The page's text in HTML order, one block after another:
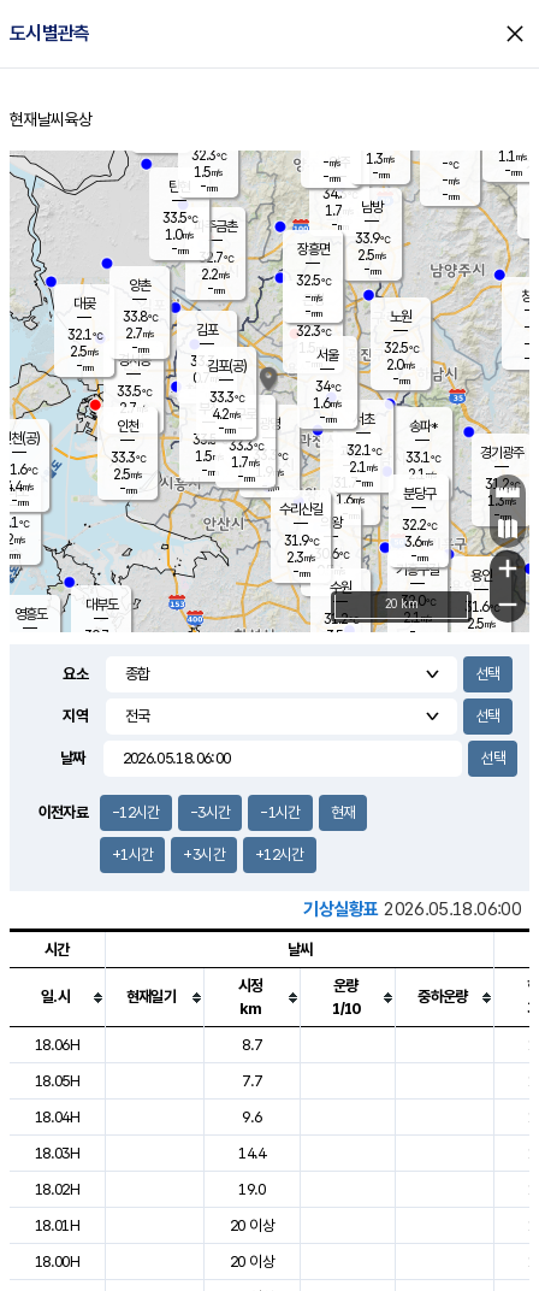
도시별관측 close
홈
현재날씨 육상
의도
℃
m/s
mm
영흥도
양주
34.3℃
1.7
-mm
과천
31.7℃
1.6m/s
- mm
용인
31.6℃
2.5m/s
경기광주
31.2℃
1.3m/s
-mm
2.7m/s
대부도
30.7
경서동
33.5℃
2.7 m/s
-mm
파주금촌
32.7℃
2.2m/s
-mm
-℃
-m/s
-mm
대곶
32.1℃
2.5m/s
-mm
창
-
-m/
-
탄현
33.5℃
1.0m/s
-mm
1.1 m/s
-mm
의왕
30.6℃
0.5m/s
mm
김포
33.3℃
0.7 m/s
mm
광명
33.3 ℃
1.9 m/s
-mm
부천
33.5℃
1.5m/s
-mm
양촌
33.8℃
2.7m/s
-mm
구로
33.3℃
1.7m/s
-mm
은평
32.3℃
1.5 m/s
- mm
노원
32.5℃
2.0m/s
-mm
송파*
33.1℃
2.1 m/s
-mm
서초
32.1℃
2.1 m/s
-mm
남방
33.9℃
2.5m/s
-mm
기흥구갈
32.0℃
2.1m/s
-
수리산길
31.9℃
2.3m/s
-mm
분당구
32.2℃
3.6m/s
-mm
장흥면
32.5℃
-m/s
-mm
-m/s
-mm
인천(공)
31.6℃
4.4m/s
-mm
김포(공)
33.3℃
4.2m/s
-mm
수원
31.2℃
3.5 m/s
인천
33.3℃
2.5m/s
-mm
서울
34℃
1.6m/s
-mm
32.3℃
1.5m/s
-mm
1.3m/s
-mm
+
−
20 km
요소
지역
날짜
이전자료 -12시간 -3시간 -1시간 현재
+1시간 +3시간 +12시간
기상실황표 2026.05.18.06:00
도시별 기상실황표로 지점, 날씨, 기온, 강수, 바람, 기압등을 안내한 표입
시간 날씨
일.시 현재일기
시정
km
운량
1/10
중하운량
18.06H
8.7
18.05H
7.7
18.04H
9.6
18.03H
14.4
18.02H
19.0
18.01H
20 이상
18.00H
20 이상